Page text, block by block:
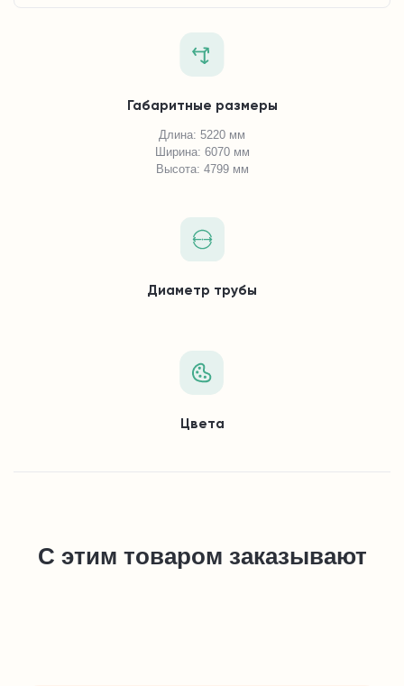
Габаритные размеры
Длина: 5220 мм
Ширина: 6070 мм
Высота: 4799 мм
Диаметр трубы
Цвета
С этим товаром заказывают